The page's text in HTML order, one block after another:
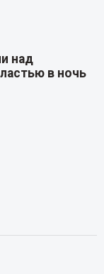
над
в ночь